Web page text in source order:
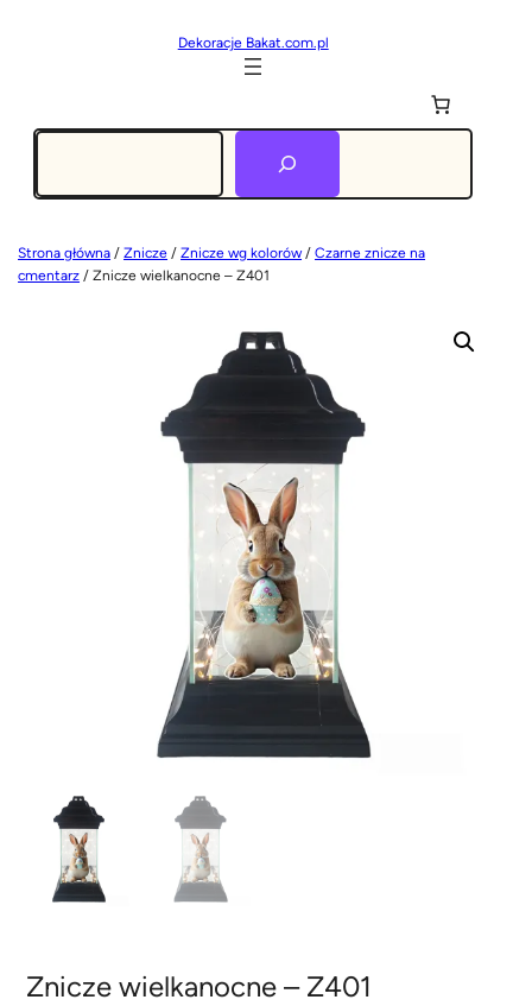
Dekoracje Bakat.com.pl
Szukaj
Strona główna /Znicze /Znicze wg kolorów/Czarne znicze na
cmentarz / Znicze wielkanocne – Z401
Znicze wielkanocne – Z401